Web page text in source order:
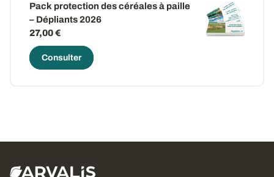
Pack protection des céréales à paille
– Dépliants 2026
27,00 €
Consulter